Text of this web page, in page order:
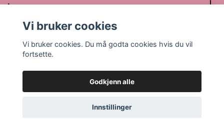
Les mer
© 2026 Cajsa By ChleoPowered by Quickbutik
Vi bruker cookies
Vi bruker cookies. Du må godta cookies hvis du vil
fortsette.
Godkjenn alle
Innstillinger